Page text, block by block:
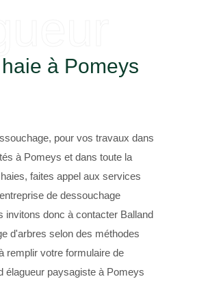
à Pomeys
pour vos travaux dans
à Pomeys et dans toute la
faites appel aux services
de dessouchage
invitons donc à contacter Balland
d'arbres selon des méthodes
remplir votre formulaire de
élagueur paysagiste à Pomeys